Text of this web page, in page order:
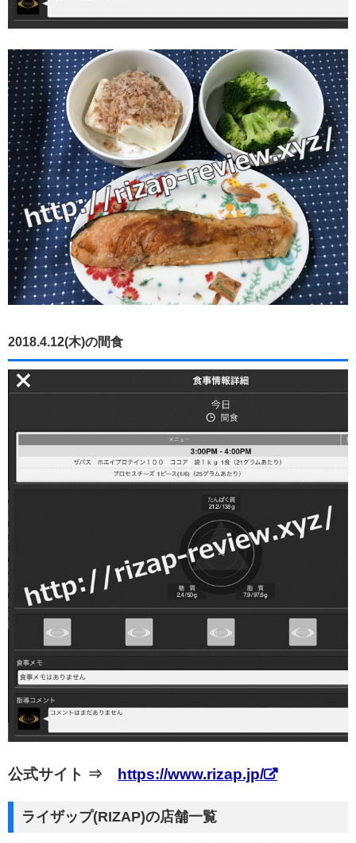
2018.4.12(木)の間食
公式サイト ⇒ https://www.rizap.jp/
ライザップ(RIZAP)の店舗一覧